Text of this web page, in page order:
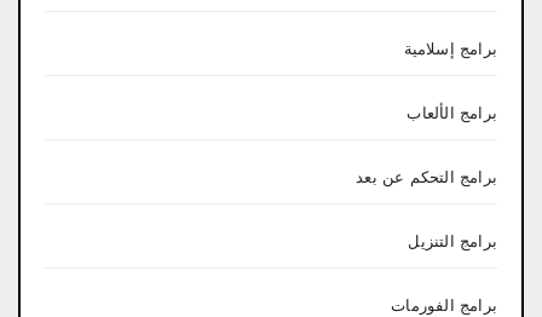
برامج إسلامية
برامج الألعاب
برامج التحكم عن بعد
برامج التنزيل
برامج الفورمات